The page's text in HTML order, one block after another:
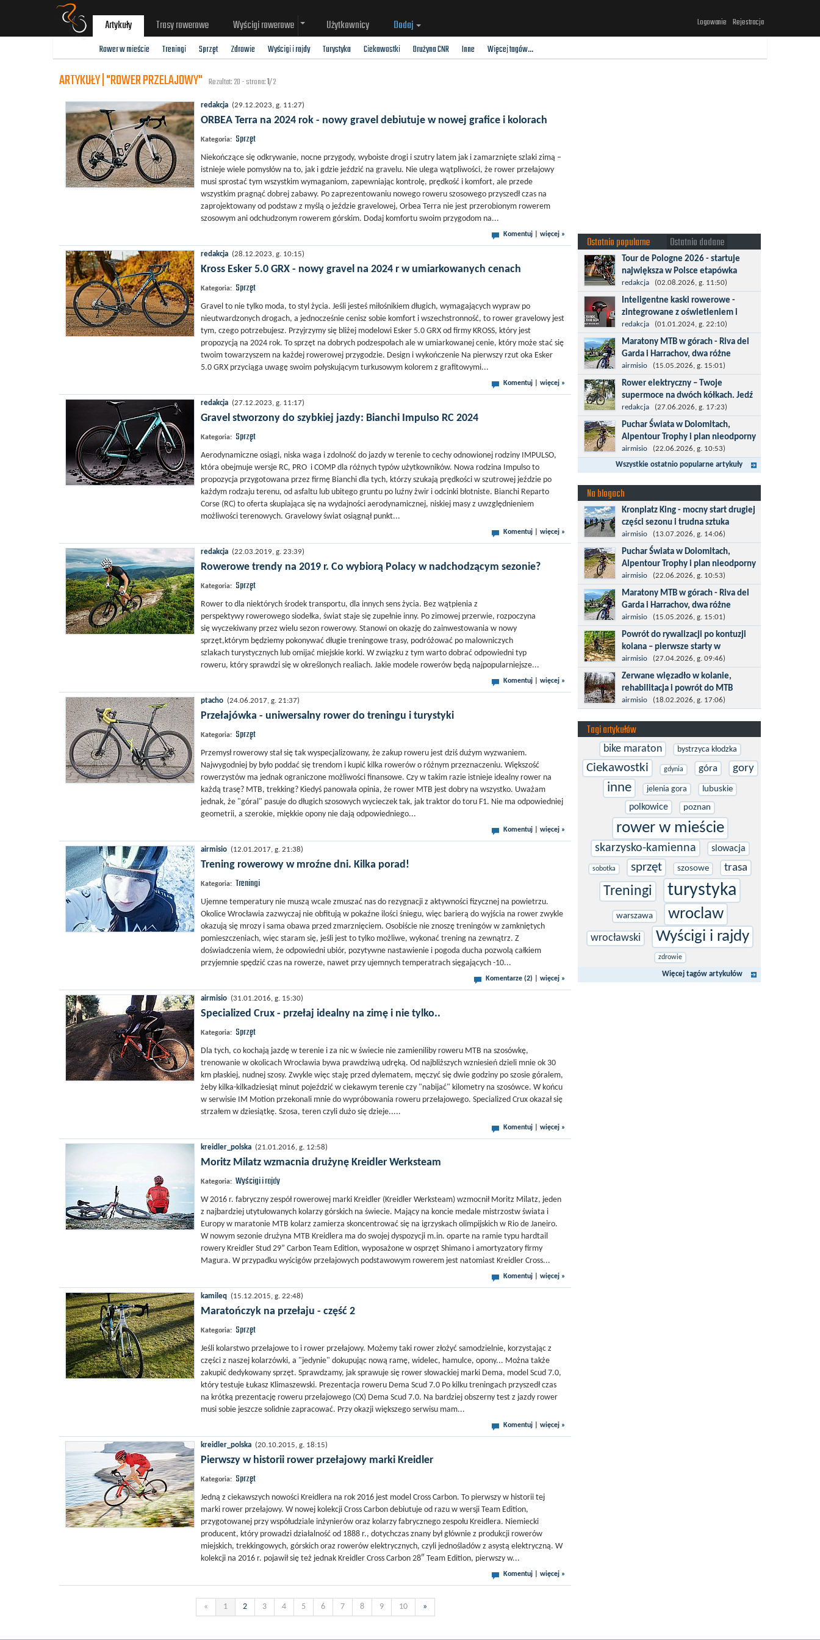
Logowanie Rejestracja
Artykuły Trasy rowerowe Wyścigi rowerowe Użytkownicy Dodaj
Rower w mieście Treningi Sprzęt Zdrowie Wyścigi i rajdy Turystyka Ciekawostki Drużyna CNR Inne Więcej tagów...
ARTYKUŁY | "ROWER PRZELAJOWY" Rezultat: 20 - strona:1/2
redakcja (29.12.2023, g. 11:27)
ORBEA Terra na 2024 rok - nowy gravel debiutuje w nowej grafice i kolorach
Kategoria: Sprzęt
Niekończące się odkrywanie, nocne przygody, wyboiste drogi i szutry latem jak i zamarznięte szlaki zimą –
istnieje wiele pomysłów na to, jak i gdzie jeździć na gravelu. Nie ulega wątpliwości, że rower przełajowy
musi sprostać tym wszystkim wymaganiom, zapewniając kontrolę, prędkość i komfort, ale przede
wszystkim pragnąć dobrej zabawy. Po zaprezentowaniu nowego roweru szosowego przyszedł czas na
zaprojektowany od podstaw z myślą o jeździe gravelowej, Orbea Terra nie jest przerobionym rowerem
szosowym ani odchudzonym rowerem górskim. Dodaj komfortu swoim przygodom na...
Komentuj więcej »
redakcja (28.12.2023, g. 10:15)
Kross Esker 5.0 GRX - nowy gravel na 2024 r w umiarkowanych cenach
Kategoria: Sprzęt
Gravel to nie tylko moda, to styl życia. Jeśli jesteś miłośnikiem długich, wymagających wypraw po
nieutwardzonych drogach, a jednocześnie cenisz sobie komfort i wszechstronność, to rower gravelowy jest
tym, czego potrzebujesz. Przyjrzymy się bliżej modelowi Esker 5.0 GRX od firmy KROSS, który jest
propozycją na 2024 rok. To sprzęt na dobrych podzespołach ale w umiarkowanej cenie, który może stać się
twoim towarzyszem na każdej rowerowej przygodzie. Design i wykończenie Na pierwszy rzut oka Esker
5.0 GRX przyciąga uwagę swoim połyskującym turkusowym kolorem z grafitowymi...
Komentuj więcej »
redakcja (27.12.2023, g. 11:17)
Gravel stworzony do szybkiej jazdy: Bianchi Impulso RC 2024
Kategoria: Sprzęt
Aerodynamiczne osiągi, niska waga i zdolność do jazdy w terenie to cechy odnowionej rodziny IMPULSO,
która obejmuje wersje RC, PRO i COMP dla różnych typów użytkowników. Nowa rodzina Impulso to
propozycja przygotowana przez firmę Bianchi dla tych, którzy szukają prędkości w szutrowej jeździe po
każdym rodzaju terenu, od asfaltu lub ubitego gruntu po luźny żwir i odcinki błotniste. Bianchi Reparto
Corse (RC) to oferta skupiająca się na wydajności aerodynamicznej, niskiej masy z uwzględnieniem
możliwości terenowych. Gravelowy świat osiągnął punkt...
Komentuj więcej »
redakcja (22.03.2019, g. 23:39)
Rowerowe trendy na 2019 r. Co wybiorą Polacy w nadchodzącym sezonie?
Kategoria: Sprzęt
Rower to dla niektórych środek transportu, dla innych sens życia. Bez wątpienia z
perspektywy rowerowego siodełka, świat staje się zupełnie inny. Po zimowej przerwie, rozpoczyna
się wyczekiwany przez wielu sezon rowerowy. Stanowi on okazję do zainwestowania w nowy
sprzęt,którym będziemy pokonywać długie treningowe trasy, podróżować po malowniczych
szlakach turystycznych lub omijać miejskie korki. W związku z tym warto dobrać odpowiedni typ
roweru, który sprawdzi się w określonych realiach. Jakie modele rowerów będą najpopularniejsze...
Komentuj więcej »
ptacho (24.06.2017, g. 21:37)
Przełajówka - uniwersalny rower do treningu i turystyki
Kategoria: Sprzęt
Przemysł rowerowy stał się tak wyspecjalizowany, że zakup roweru jest dziś dużym wyzwaniem.
Najwygodniej by było poddać się trendom i kupić kilka rowerów o różnym przeznaczeniu. Większość
rowerzystów ma jednak ograniczone możliwości finansowe. Czy w takim razie istnieje idealny rower na
każdą trasę? MTB, trekking? Kiedyś panowała opinia, że rower MTB jest dobry na wszystko. Uważam
jednak, że "góral" pasuje do długich szosowych wycieczek tak, jak traktor do toru F1. Nie ma odpowiedniej
geometrii, a szerokie, miękkie opony nie dają odpowiedniego...
Komentuj więcej »
airmisio (12.01.2017, g. 21:38)
Trening rowerowy w mroźne dni. Kilka porad!
Kategoria: Treningi
Ujemne temperatury nie muszą wcale zmuszać nas do rezygnacji z aktywności fizycznej na powietrzu.
Okolice Wrocławia zazwyczaj nie obfitują w pokaźne ilości śniegu, więc barierą do wyjścia na rower zwykle
okazują się mrozy i sama obawa przed zmarznięciem. Osobiście nie znoszę treningów w zamkniętych
pomieszczeniach, więc staram się, jeśli jest to tylko możliwe, wykonać trening na zewnątrz. Z
doświadczenia wiem, że odpowiedni ubiór, pozytywne nastawienie i pogoda ducha pozwolą całkiem
przyjemnie spędzić czas na rowerze, nawet przy ujemnych temperatrach sięgających -10...
Komentarze (2) więcej »
airmisio (31.01.2016, g. 15:30)
Specialized Crux - przełaj idealny na zimę i nie tylko..
Kategoria: Sprzęt
Dla tych, co kochają jazdę w terenie i za nic w świecie nie zamieniliby roweru MTB na szosówkę,
trenowanie w okolicach Wrocławia bywa prawdziwą udręką. Od najbliższych wzniesień dzieli mnie ok 30
km płaskiej, nudnej szosy. Zwykle więc staję przed dylematem, męczyć się dwie godziny po szosie góralem,
żeby kilka-kilkadziesiąt minut pojeździć w ciekawym terenie czy "nabijać" kilometry na szosówce. W końcu
w serwisie IM Motion przekonali mnie do wypróbowania roweru przełajowego. Specialized Crux okazał się
strzałem w dziesiątkę. Szosa, teren czyli dużo się dzieje.....
Komentuj więcej »
kreidler_polska (21.01.2016, g. 12:58)
Moritz Milatz wzmacnia drużynę Kreidler Werksteam
Kategoria: Wyścigi i rajdy
W 2016 r. fabryczny zespół rowerowej marki Kreidler (Kreidler Werksteam) wzmocnił Moritz Milatz, jeden
z najbardziej utytułowanych kolarzy górskich na świecie. Mający na koncie medale mistrzostw świata i
Europy w maratonie MTB kolarz zamierza skoncentrować się na igrzyskach olimpijskich w Rio de Janeiro.
W nowym sezonie drużyna MTB Kreidlera ma do swojej dyspozycji m.in. oparte na ramie typu hardtail
rowery Kreidler Stud 29” Carbon Team Edition, wyposażone w osprzęt Shimano i amortyzatory firmy
Magura. W przypadku wyścigów przełajowych podstawowym rowerem jest natomiast Kreidler Cross...
Komentuj więcej »
kamileq (15.12.2015, g. 22:48)
Maratończyk na przełaju - część 2
Kategoria: Sprzęt
Jeśli kolarstwo przełajowe to i rower przełajowy. Możemy taki rower złożyć samodzielnie, korzystając z
części z naszej kolarzówki, a "jedynie" dokupując nową ramę, widelec, hamulce, opony... Można także
zakupić dedykowany sprzęt. Sprawdzamy, jak sprawuje się rower słowackiej marki Dema, model Scud 7.0,
który testuje Łukasz Klimaszewski. Prezentacja roweru Dema Scud 7.0 Po kilku treningach przyszedł czas
na krótką prezentację roweru przełajowego (CX) Dema Scud 7.0. Na bardziej obszerny test z jazdy rower
musi sobie jeszcze solidnie zapracować. Przy okazji większego serwisu mam...
Komentuj więcej »
kreidler_polska (20.10.2015, g. 18:15)
Pierwszy w historii rower przełajowy marki Kreidler
Kategoria: Sprzęt
Jedną z ciekawszych nowości Kreidlera na rok 2016 jest model Cross Carbon. To pierwszy w historii tej
marki rower przełajowy. W nowej kolekcji Cross Carbon debiutuje od razu w wersji Team Edition,
przygotowanej przy współudziale inżynierów oraz kolarzy fabrycznego zespołu Kreidlera. Niemiecki
producent, który prowadzi działalność od 1888 r., dotychczas znany był głównie z produkcji rowerów
miejskich, trekkingowych, górskich oraz rowerów elektrycznych, czyli jednośladów z asystą elektryczną. W
kolekcji na 2016 r. pojawił się też jednak Kreidler Cross Carbon 28″ Team Edition, pierwszy w...
Komentuj więcej »
« 1 2 3 4 5 6 7 8 9 10 »
Ostatnio popularne Ostatnio dodane
Tour de Pologne 2026 - startuje
największa w Polsce etapówka
kolarska
Tour de Pologne 2026 to jedno z
najbardziej prestiżowych wydarzeń
sportowych w Polsce. wyścig zaliczany
po raz 22. do prestiżowego cyklu UCI
World...
redakcja (02.08.2026, g. 11:50)
Inteligentne kaski rowerowe -
zintegrowane z oświetleniem i
kierunkowskazami
Temat bezpieczeństwa jazdy wchodzi
na nowy poziom. Do tej pory kask było
odpowiedzialny przede wszystkim za
bezpieczeństwo rowerzysty, ochronę...
redakcja (01.01.2024, g. 22:10)
Maratony MTB w górach - Riva del
Garda i Harrachov, dwa różne
wyzwania
Maj to idealny czas, by z płaskich i
szybkich wyścigów przejść do znacznie
bardziej ambitnych wyzwań, jakimi są
górskie wyścigi MTB....
airmisio (15.05.2026, g. 15:01)
Rower elektryczny – Twoje
supermoce na dwóch kółkach. Jedź
dalej,odkrywaj więcej
Marzenia o dalekich podróżach bez
ogromnego zmęczenia stają się
rzeczywistością dzięki nowoczesnym
technologiom ukrytym w
jednośladach....
redakcja (27.06.2026, g. 17:23)
Puchar Świata w Dolomitach,
Alpentour Trophy i plan nieodporny
na upadki
Czerwiec w moim planie oznaczał
wejście w najbardziej wymagający etap
i cel pierwszej części sezonu: Puchar
Świata w maratonie MTB w
Dolomitach...
airmisio (22.06.2026, g. 10:53)
Wszystkie ostatnio popularne artykuły
Na blogach
Kronplatz King - mocny start drugiej
części sezonu i trudna sztuka
odpoczynku
Kronplatz King, epicki MTB Maraton z
metą na 2275 m we włoskich Alpach –
łącznie 3000 metrów przewyższenia na
dystansie 60 km, ze...
airmisio (13.07.2026, g. 14:06)
Puchar Świata w Dolomitach,
Alpentour Trophy i plan nieodporny
na upadki
Czerwiec w moim planie oznaczał
wejście w najbardziej wymagający etap
i cel pierwszej części sezonu: Puchar
Świata w maratonie MTB w
Dolomitach...
airmisio (22.06.2026, g. 10:53)
Maratony MTB w górach - Riva del
Garda i Harrachov, dwa różne
wyzwania
Maj to idealny czas, by z płaskich i
szybkich wyścigów przejść do znacznie
bardziej ambitnych wyzwań, jakimi są
górskie wyścigi MTB....
airmisio (15.05.2026, g. 15:01)
Powrót do rywalizacji po kontuzji
kolana – pierwsze starty w
maratonach MTB
Prawdziwym testem po kontuzji kolana
i uszkodzeniu więzadeł jest powrót do
sportowej rywalizacji. Podczas
zawodów znikają bariery,...
airmisio (27.04.2026, g. 09:46)
Zerwane więzadło w kolanie,
rehabilitacja i powrót do MTB
W sporcie nie ma kalkulacji, niezależnie
startujesz w zawodach i chcesz po
prostu oddać się grze, dać z siebie...
airmisio (18.02.2026, g. 17:06)
Tagi artykułów
bike maraton bystrzyca kłodzka
Ciekawostki gdynia góra gory
inne jelenia gora lubuskie
polkowice poznan
rower w mieście
skarzysko-kamienna slowacja
sobotka sprzęt szosowe trasa
Treningi turystyka
warszawa wroclaw
wrocławski Wyścigi i rajdy
zdrowie
Więcej tagów artykułów